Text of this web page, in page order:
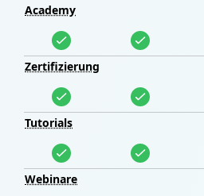
Academy
Zertifizierung
Tutorials
Webinare